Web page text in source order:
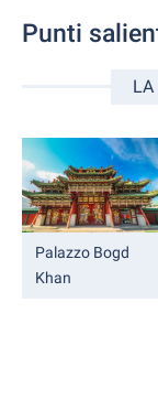
Punti
LA
Palazzo Bogd
Khan